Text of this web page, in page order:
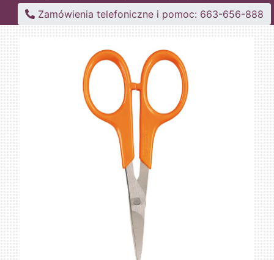
Zamówienia telefoniczne i pomoc: 663-656-888